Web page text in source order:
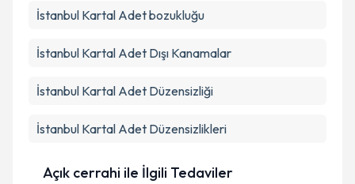
İstanbul Kartal Adet bozukluğu
İstanbul Kartal Adet Dışı Kanamalar
İstanbul Kartal Adet Düzensizliği
İstanbul Kartal Adet Düzensizlikleri
Açık cerrahi ile İlgili Tedaviler